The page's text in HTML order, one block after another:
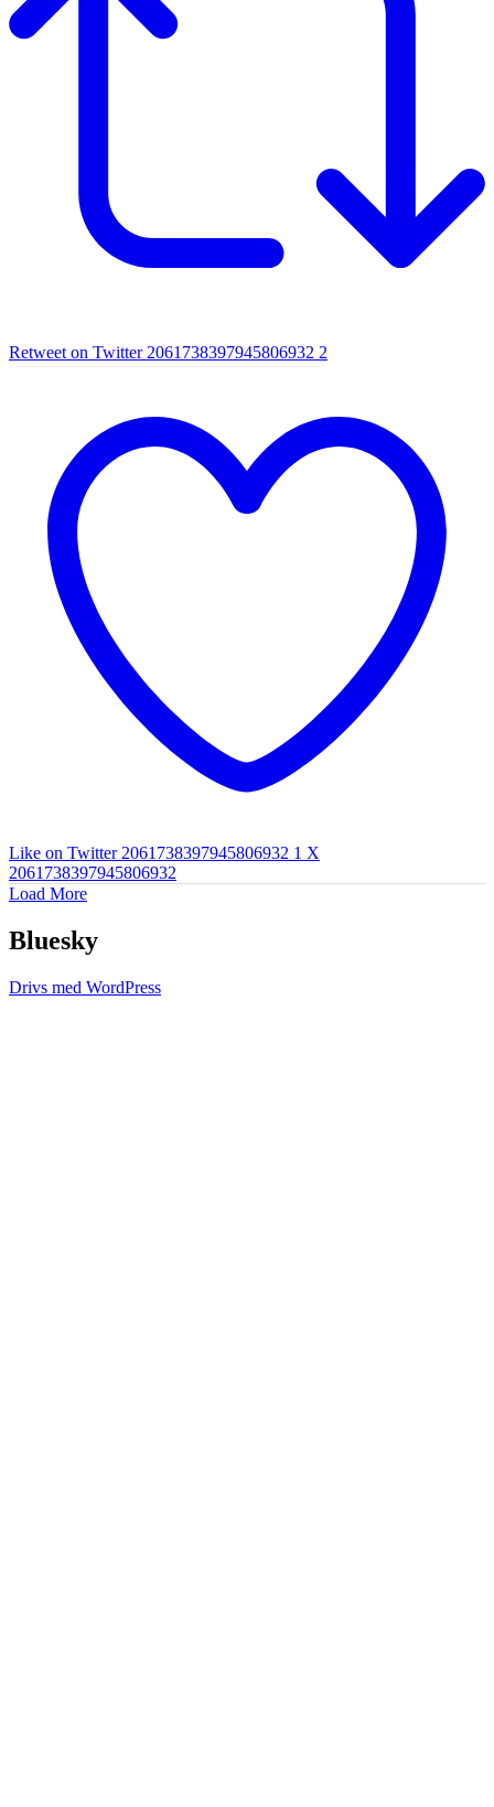
Retweet on Twitter 2061738397945806932 2
Like on Twitter 2061738397945806932 1 X
2061738397945806932
Load More
Bluesky
Drivs med WordPress